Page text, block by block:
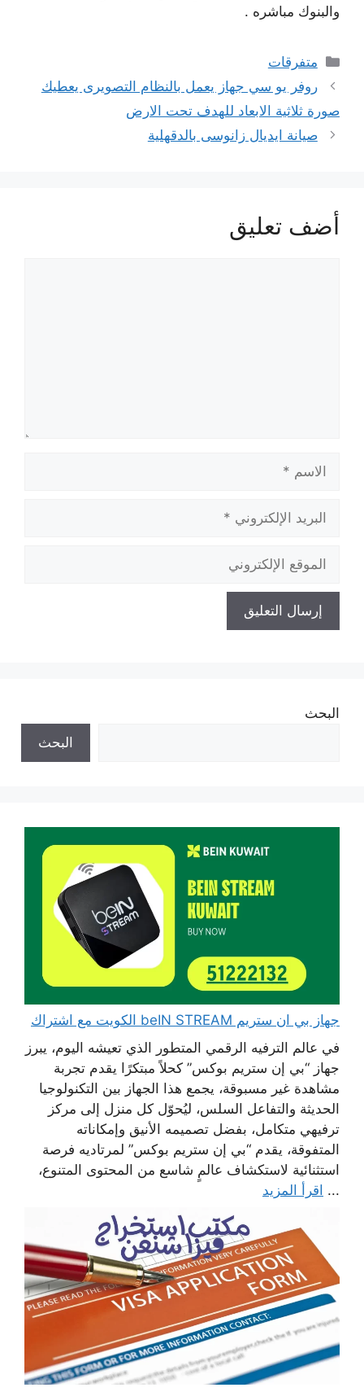
والبنوك مباشره .
التصنيفات
متفرقات
روفر يو سي جهاز يعمل بالنظام التصويرى يعطيك
صورة ثلاثية الابعاد للهدف تحت الارض
صيانة ايديال زانوسى بالدقهلية
أضف تعليق
الإلكتروني
الإلكتروني
البحث
البحث
جهاز بي ان ستريم beIN STREAM الكويت مع اشتراك
في عالم الترفيه الرقمي المتطور الذي تعيشه اليوم، يبرز
جهاز “بي إن ستريم بوكس” كحلاً مبتكرًا يقدم تجربة
مشاهدة غير مسبوقة، يجمع هذا الجهاز بين التكنولوجيا
الحديثة والتفاعل السلس، ليُحوّل كل منزل إلى مركز
ترفيهي متكامل، بفضل تصميمه الأنيق وإمكاناته
المتفوقة، يقدم “بي إن ستريم بوكس” لمرتاديه فرصة
استثنائية لاستكشاف عالمٍ شاسع من المحتوى المتنوع،
... اقرأ المزيد